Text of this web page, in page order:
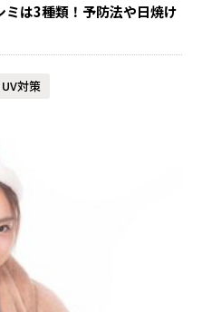
ミは3種類！予防法や日焼け
対策